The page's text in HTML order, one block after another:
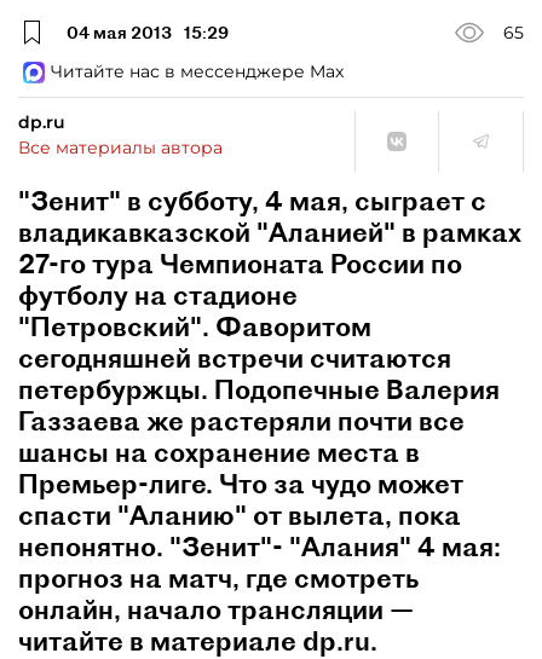
04 мая 2013 15:29
65
Читайте нас в мессенджере Max
dp.ru
Все материалы автора
"Зенит" в субботу, 4 мая, сыграет с
владикавказской "Аланией" в рамках
27-го тура Чемпионата России по
футболу на стадионе
"Петровский". Фаворитом
сегодняшней встречи считаются
петербуржцы. Подопечные Валерия
Газзаева же растеряли почти все
шансы на сохранение места в
Премьер-лиге. Что за чудо может
спасти "Аланию" от вылета, пока
непонятно. "Зенит"- "Алания" 4 мая:
прогноз на матч, где смотреть
онлайн, начало трансляции —
читайте в материале dp.ru.